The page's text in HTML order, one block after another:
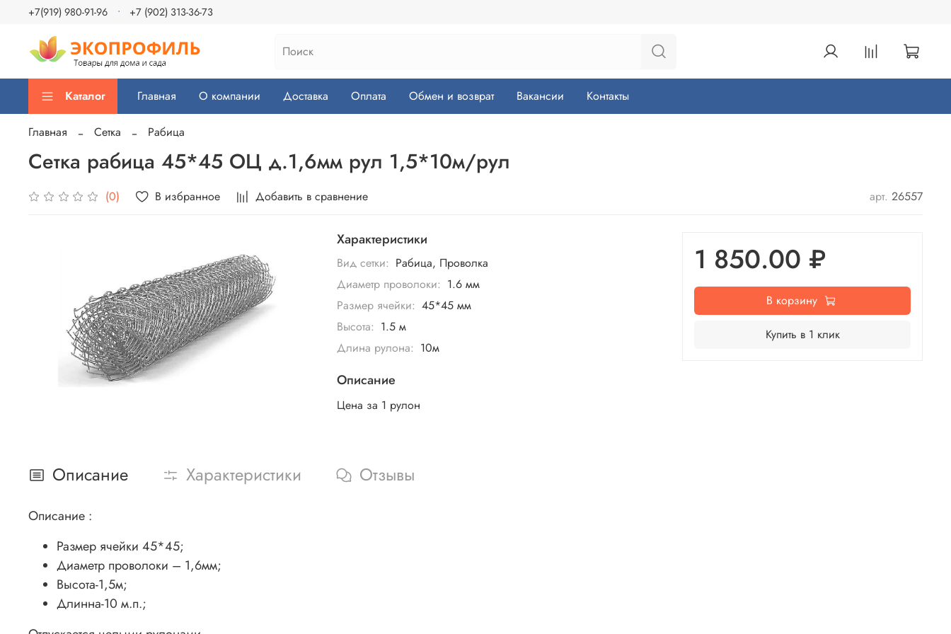
+7(919) 980-91-96 +7 (902) 313-36-73
Каталог Главная О компании Доставка Оплата Обмен и возврат Вакансии Контакты
Главная Сетка Рабица
Сетка рабица 45*45 ОЦ д.1,6мм рул 1,5*10м/рул
(0) В избранное Добавить в сравнение арт. 26557
Характеристики
Вид сетки: Рабица, Проволка
Диаметр проволоки: 1.6 мм
Размер ячейки: 45*45 мм
Высота: 1.5 м
Длина рулона: 10м
Описание
Цена за 1 рулон
1 850.00 ₽
В корзину
Купить в 1 клик
Описание Характеристики Отзывы
Описание :
Размер ячейки 45*45;
Диаметр проволоки – 1,6мм;
Высота-1,5м;
Длинна-10 м.п.;